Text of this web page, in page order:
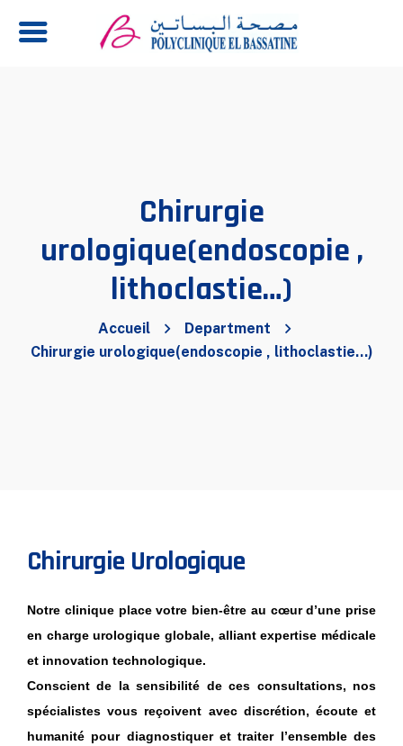
Chirurgie
urologique(endoscopie ,
lithoclastie…)
Accueil
Department
Chirurgie urologique(endoscopie , lithoclastie…)
Chirurgie Urologique
Notre clinique place votre bien-être au cœur d’une prise
en charge urologique globale, alliant expertise médicale
et innovation technologique.
Conscient de la sensibilité de ces consultations, nos
spécialistes vous reçoivent avec discrétion, écoute et
humanité pour diagnostiquer et traiter l’ensemble des